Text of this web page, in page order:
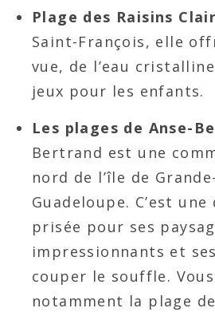
Plage des Raisins
Saint-François, elle
vue, de l’eau
jeux pour les enfants.
Les plages de Anse-
Bertrand est une
nord de l’île de
Guadeloupe. C’est
prisée pour ses
impressionnants et
couper le souffle.
notamment la plage